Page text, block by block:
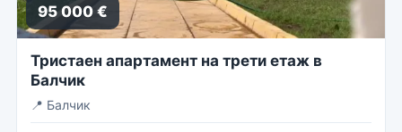
95 000 €
Тристаен апартамент на трети етаж в
Балчик
📍 Балчик